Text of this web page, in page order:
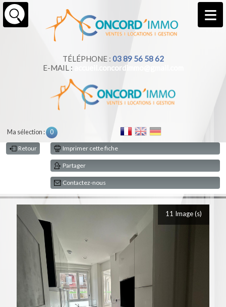
TÉLÉPHONE : 03 89 56 58 62
E-MAIL :
accueil.concordimmo@gmail.com
Ma sélection : 0
Retour Imprimer cette fiche
Partager
Contactez-nous
11 Image (s)